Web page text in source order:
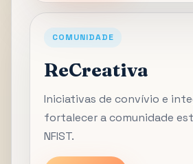
COMUNIDADE
ReCreativa
Iniciativas de convívio e
fortalecer a comunidade
NFIST.